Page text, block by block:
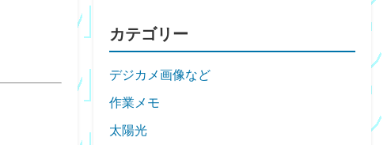
カテゴリー
デジカメ画像など
作業メモ
太陽光